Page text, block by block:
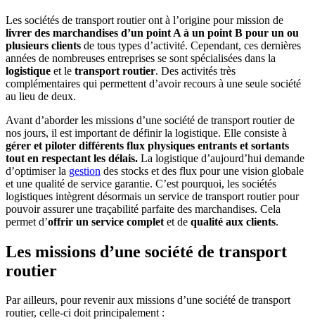
Les sociétés de transport routier ont à l’origine pour mission de
livrer des marchandises d’un point A à un point B pour un ou
plusieurs clients de tous types d’activité. Cependant, ces dernières
années de nombreuses entreprises se sont spécialisées dans la
logistique et le transport routier. Des activités très
complémentaires qui permettent d’avoir recours à une seule société
au lieu de deux.
Avant d’aborder les missions d’une société de transport routier de
nos jours, il est important de définir la logistique. Elle consiste à
gérer et piloter différents flux physiques entrants et sortants
tout en respectant les délais. La logistique d’aujourd’hui demande
d’optimiser la gestion des stocks et des flux pour une vision globale
et une qualité de service garantie. C’est pourquoi, les sociétés
logistiques intègrent désormais un service de transport routier pour
pouvoir assurer une traçabilité parfaite des marchandises. Cela
permet d’offrir un service complet et de qualité aux clients.
Les missions d’une société de transport
routier
Par ailleurs, pour revenir aux missions d’une société de transport
routier, celle-ci doit principalement :